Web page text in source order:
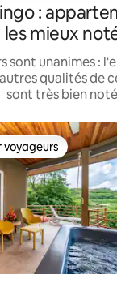
:
les mieux
sont unanimes :
qualités de
sont très bien
parmi les